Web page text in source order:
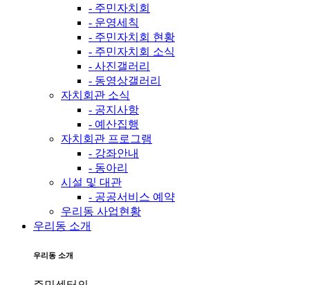
- 주민자치회
- 운영세칙
- 주민자치회 현황
- 주민자치회 소식
- 사진갤러리
- 동영상갤러리
자치회관 소식
- 공지사항
- 예산집행
자치회관 프로그램
- 강좌안내
- 동아리
시설 및 대관
- 공공서비스 예약
우리동 사업현황
우리동 소개
우리동 소개